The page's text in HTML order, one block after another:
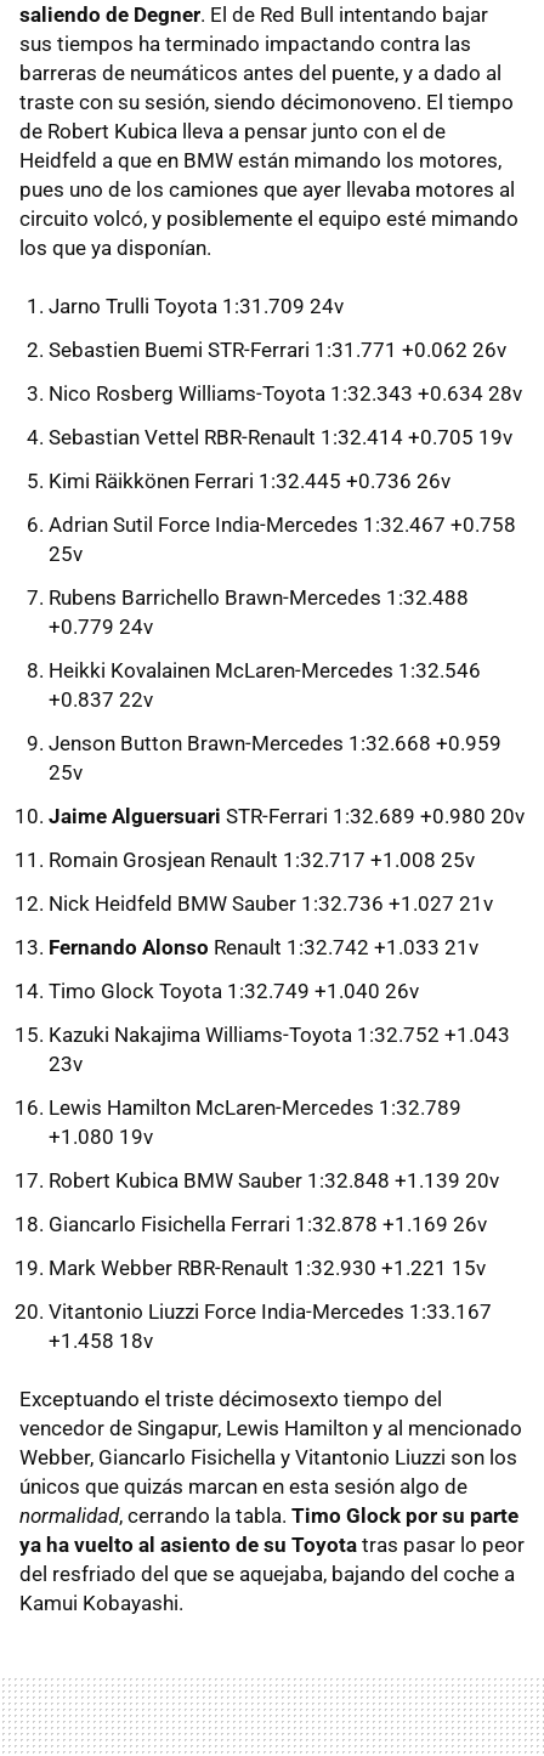
saliendo de Degner. El de Red Bull intentando bajar
sus tiempos ha terminado impactando contra las
barreras de neumáticos antes del puente, y a dado al
traste con su sesión, siendo décimonoveno. El tiempo
de Robert Kubica lleva a pensar junto con el de
Heidfeld a que en BMW están mimando los motores,
pues uno de los camiones que ayer llevaba motores al
circuito volcó, y posiblemente el equipo esté mimando
los que ya disponían.
Jarno Trulli Toyota 1:31.709 24v
Sebastien Buemi STR-Ferrari 1:31.771 +0.062 26v
Nico Rosberg Williams-Toyota 1:32.343 +0.634 28v
Sebastian Vettel RBR-Renault 1:32.414 +0.705 19v
Kimi Räikkönen Ferrari 1:32.445 +0.736 26v
Adrian Sutil Force India-Mercedes 1:32.467 +0.758
25v
Rubens Barrichello Brawn-Mercedes 1:32.488
+0.779 24v
Heikki Kovalainen McLaren-Mercedes 1:32.546
+0.837 22v
Jenson Button Brawn-Mercedes 1:32.668 +0.959
25v
Jaime Alguersuari STR-Ferrari 1:32.689 +0.980 20v
Romain Grosjean Renault 1:32.717 +1.008 25v
Nick Heidfeld BMW Sauber 1:32.736 +1.027 21v
Fernando Alonso Renault 1:32.742 +1.033 21v
Timo Glock Toyota 1:32.749 +1.040 26v
Kazuki Nakajima Williams-Toyota 1:32.752 +1.043
23v
Lewis Hamilton McLaren-Mercedes 1:32.789
+1.080 19v
Robert Kubica BMW Sauber 1:32.848 +1.139 20v
Giancarlo Fisichella Ferrari 1:32.878 +1.169 26v
Mark Webber RBR-Renault 1:32.930 +1.221 15v
Vitantonio Liuzzi Force India-Mercedes 1:33.167
+1.458 18v
Exceptuando el triste décimosexto tiempo del
vencedor de Singapur, Lewis Hamilton y al mencionado
Webber, Giancarlo Fisichella y Vitantonio Liuzzi son los
únicos que quizás marcan en esta sesión algo de
normalidad, cerrando la tabla. Timo Glock por su parte
ya ha vuelto al asiento de su Toyota tras pasar lo peor
del resfriado del que se aquejaba, bajando del coche a
Kamui Kobayashi.